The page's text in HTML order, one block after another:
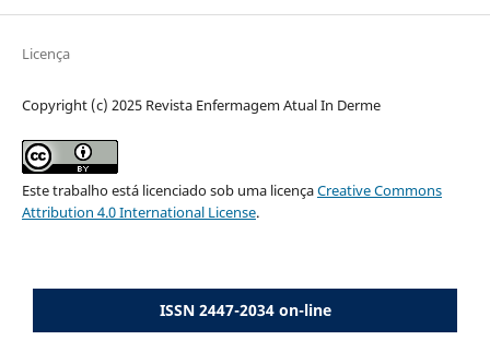
Licença
Copyright (c) 2025 Revista Enfermagem Atual In Derme
Este trabalho está licenciado sob uma licençaCreative Commons
Attribution 4.0 International License.
ISSN 2447-2034 on-line